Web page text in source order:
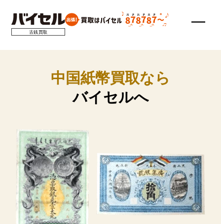
古銭買取
中国紙幣買取なら
バイセルへ